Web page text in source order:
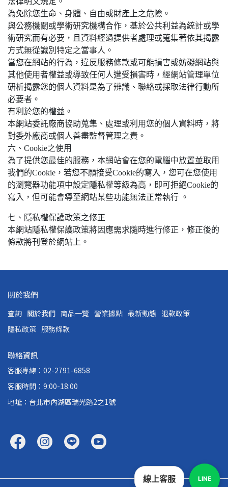
為免除您生命、身體、自由或財產上之危險。
與公務機關或學術研究機構合作，基於公共利益為統計或學
術研究而有必要，且資料經過提供者處理或蒐集著依其揭露
方式無從識別特定之當事人。
當您在網站的行為，違反服務條款或可能損害或妨礙網站與
其他使用者權益或導致任何人遭受損害時，經網站管理單位
研析揭露您的個人資料是為了辨識、聯絡或採取法律行動所
必要者。
有利於您的權益。
本網站委託廠商協助蒐集、處理或利用您的個人資料時，將
對委外廠商或個人善盡監督管理之責。
六、Cookie之使用
為了提供您最佳的服務，本網站會在您的電腦中放置並取用
我們的Cookie，若您不願接受Cookie的寫入，您可在您使用
的瀏覽器功能項中設定隱私權等級為高，即可拒絕Cookie的
寫入，但可能會導至網站某些功能無法正常執行 。
七、隱私權保護政策之修正
本網站隱私權保護政策將因應需求隨時進行修正，修正後的
條款將刊登於網站上。
關於我們
查詢 關於我們 商品一覽 營業據點 最新動態 退款政策
隱私政策 服務條款
聯絡資訊
客服專線：02-2791-6858
客服時間：9:00-18:00
地址：台北市內湖區瑞光路2之1號
線上客服 LINE